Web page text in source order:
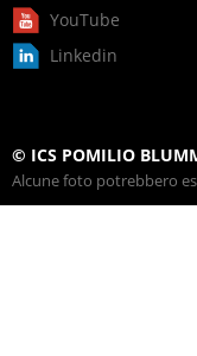
YouTube
Linkedin
© ICS POMILIO
Alcune foto potrebbero